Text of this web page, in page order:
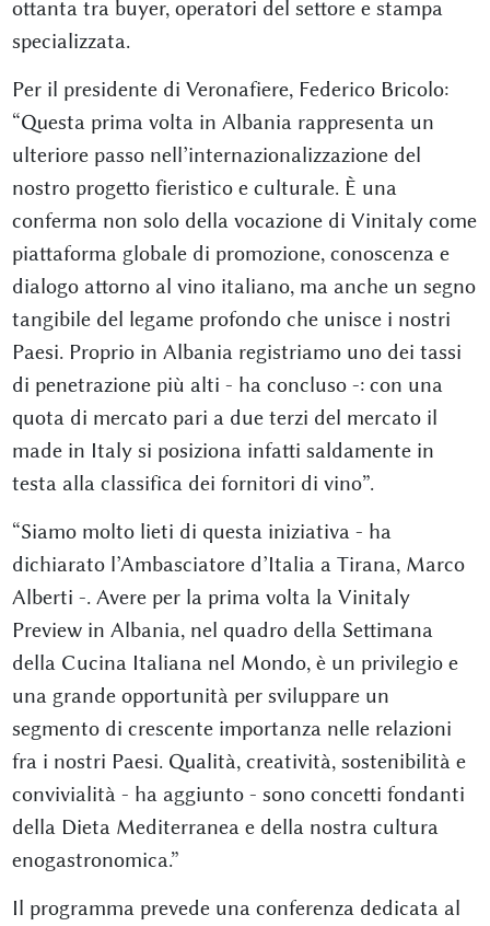
ottanta tra buyer, operatori del settore e stampa
specializzata.
Per il presidente di Veronafiere, Federico Bricolo:
“Questa prima volta in Albania rappresenta un
ulteriore passo nell’internazionalizzazione del
nostro progetto fieristico e culturale. È una
conferma non solo della vocazione di Vinitaly come
piattaforma globale di promozione, conoscenza e
dialogo attorno al vino italiano, ma anche un segno
tangibile del legame profondo che unisce i nostri
Paesi. Proprio in Albania registriamo uno dei tassi
di penetrazione più alti - ha concluso -: con una
quota di mercato pari a due terzi del mercato il
made in Italy si posiziona infatti saldamente in
testa alla classifica dei fornitori di vino”.
“Siamo molto lieti di questa iniziativa - ha
dichiarato l’Ambasciatore d’Italia a Tirana, Marco
Alberti -. Avere per la prima volta la Vinitaly
Preview in Albania, nel quadro della Settimana
della Cucina Italiana nel Mondo, è un privilegio e
una grande opportunità per sviluppare un
segmento di crescente importanza nelle relazioni
fra i nostri Paesi. Qualità, creatività, sostenibilità e
convivialità - ha aggiunto - sono concetti fondanti
della Dieta Mediterranea e della nostra cultura
enogastronomica.”
Il programma prevede una conferenza dedicata al